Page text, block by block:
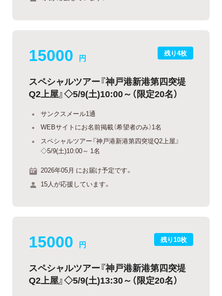
残り4枚
15000 円
スペシャルツアー『神戸港新港第四突堤
Q2上屋』◇5/9(土)10:00～（限定20名）
サンクスメール1通
WEBサイトにお名前掲載（希望者のみ）1名
スペシャルツアー『神戸港新港第四突堤Q2上屋』
◇5/9(土)10:00～ 1名
2026年05月 にお届け予定です。
15人が応援しています。
残り10枚
15000 円
スペシャルツアー『神戸港新港第四突堤
Q2上屋』◇5/9(土)13:30～（限定20名）